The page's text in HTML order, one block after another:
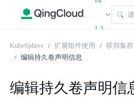
|
1.3
KubeSphere 扩展组件使用 联邦集
编辑持久卷声明信息
编辑持久卷声明信